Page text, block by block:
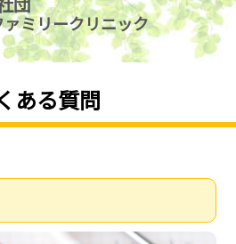
おります。 電話でご相談
ミリークリニック
ある質問